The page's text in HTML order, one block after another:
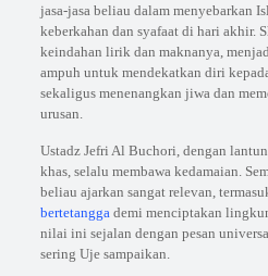
jasa-jasa beliau dalam menyebarkan
keberkahan dan syafaat di hari akhir.
keindahan lirik dan maknanya,
ampuh untuk mendekatkan diri
sekaligus menenangkan jiwa dan
urusan.
Ustadz Jefri Al Buchori, dengan
khas, selalu membawa kedamaian.
beliau ajarkan sangat relevan,
bertetanggademi menciptakan
nilai ini sejalan dengan pesan
sering Uje sampaikan.